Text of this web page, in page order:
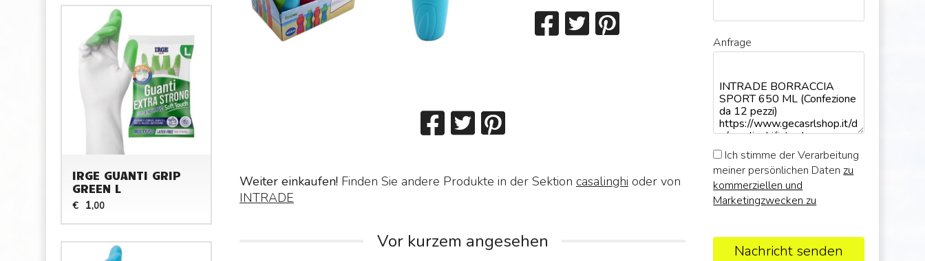
Weiter einkaufen!Finden Sie andere Produkte in der Sektion casalinghi oder von
INTRADE
Vor kurzem angesehen
IRGE GUANTI GRIP
GREEN L
€ 1,00
Anfrage
Ich stimme der Verarbeitung
meiner persönlichen Daten zu
kommerziellen und
Marketingzwecken zu
Nachricht senden